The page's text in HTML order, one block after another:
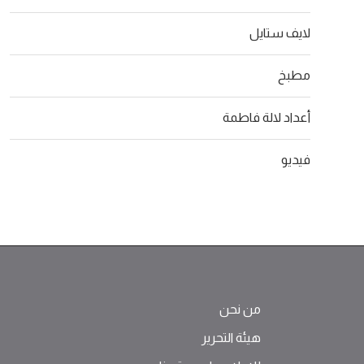
لايف ستايل
مطبخ
أعداد لالة فاطمة
فيديو
من نحن
هيئة التحرير